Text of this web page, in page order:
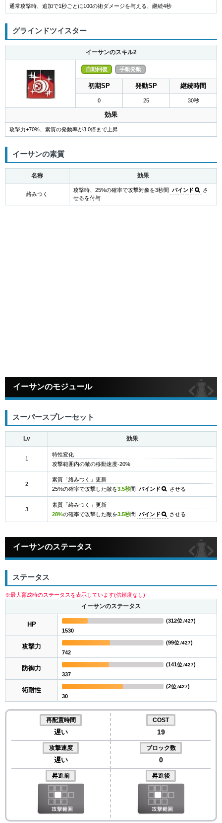
通常攻撃時、追加で1秒ごとに100の術ダメージを与える、継続4秒
グラインドツイスター
イーサンのスキル2
自動回復 手動発動
初期SP 発動SP 継続時間
0 25 30秒
効果
攻撃力+70%、素質の発動率が3.0倍まで上昇
イーサンの素質
名称 効果
絡みつく
攻撃時、25%の確率で攻撃対象を3秒間 バインド
さ
せるを付与
イーサンのモジュール
スーパースプレーセット
Lv 効果
1
特性変化
攻撃範囲内の敵の移動速度-20%
2
素質「絡みつく」更新
25%の確率で攻撃した敵を3.5秒間 バインド させる
3
素質「絡みつく」更新
28%の確率で攻撃した敵を3.5秒間 バインド させる
イーサンのステータス
ステータス
※最大育成時のステータスを表示しています(信頼度なし)
イーサンのステータス
HP
1530
(312位/427)
攻撃力
742
(99位/427)
防御力
337
(141位/427)
術耐性
30
(2位/427)
再配置時間
遅い
COST
19
攻撃速度
遅い
ブロック数
0
昇進前 昇進後